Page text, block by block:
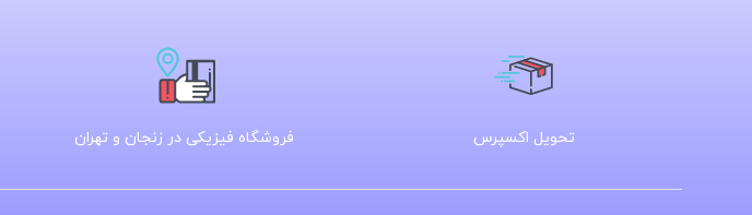
تحویل اکسپرس فروشگاه فیزیکی در زنجان و تهران